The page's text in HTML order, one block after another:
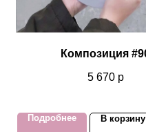
Композиция
5 670 р
Подробнее В корзину